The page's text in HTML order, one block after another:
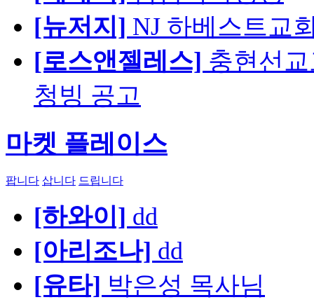
[뉴저지] NJ 하베스트교
[로스앤젤레스] 충현선
청빙 공고
마켓 플레이스
팝니다 삽니다 드립니다
[하와이] dd
[아리조나] dd
[유타] 박은성 목사님